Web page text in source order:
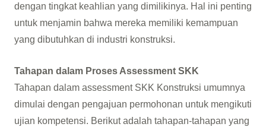
dengan tingkat keahlian yang dimilikinya. Hal ini penting
untuk menjamin bahwa mereka memiliki kemampuan
yang dibutuhkan di industri konstruksi.
Tahapan dalam Proses Assessment SKK
Tahapan dalam assessment SKK Konstruksi umumnya
dimulai dengan pengajuan permohonan untuk mengikuti
ujian kompetensi. Berikut adalah tahapan-tahapan yang